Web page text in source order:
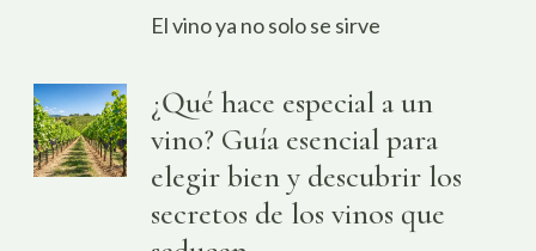
El vino ya no solo se sirve
¿Qué hace especial a un
vino? Guía esencial para
elegir bien y descubrir los
secretos de los vinos que